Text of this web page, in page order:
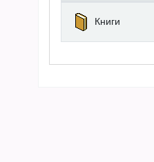
Фонди
Книги